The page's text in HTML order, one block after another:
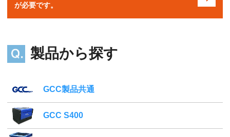
が必要です。
製品から探す
GCC製品共通
GCC S400